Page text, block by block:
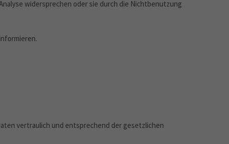
widersprechen oder sie durch die Nichtbenutzung
vertraulich und entsprechend der gesetzlichen